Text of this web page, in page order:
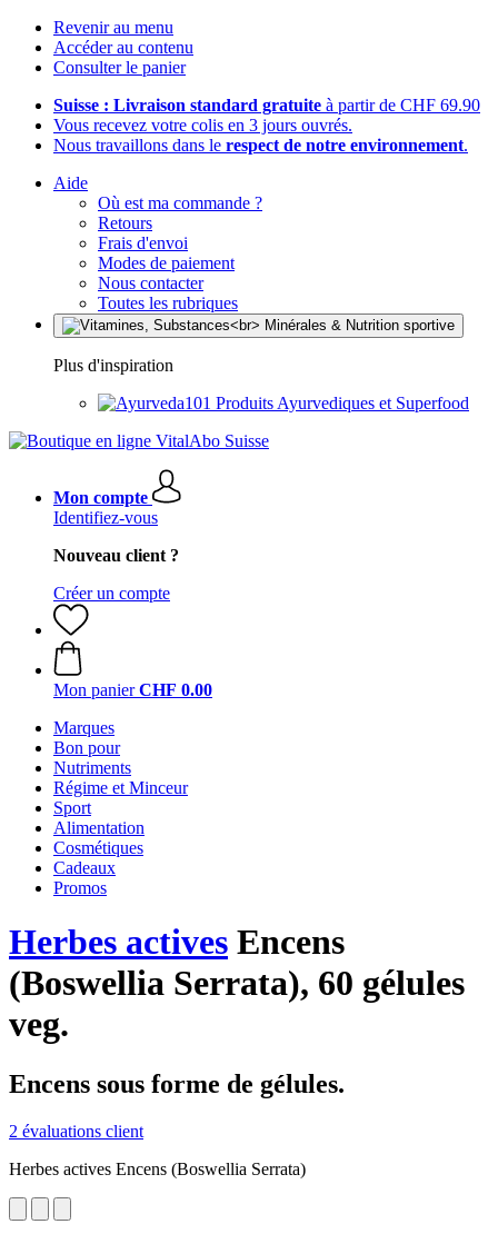
Revenir au menu
Accéder au contenu
Consulter le panier
Suisse : Livraison standard gratuite à partir de CHF 69.90
Vous recevez votre colis en 3 jours ouvrés.
Nous travaillons dans le respect de notre environnement.
Aide
Où est ma commande ?
Retours
Frais d'envoi
Modes de paiement
Nous contacter
Toutes les rubriques
Plus d'inspiration
Produits Ayurvediques et Superfood
Mon compte
Identifiez-vous
Nouveau client ?
Créer un compte
Mon panier CHF 0.00
Marques
Bon pour
Nutriments
Régime et Minceur
Sport
Alimentation
Cosmétiques
Cadeaux
Promos
Herbes actives Encens
(Boswellia Serrata), 60 gélules
veg.
Encens sous forme de gélules.
2 évaluations client
Herbes actives Encens (Boswellia Serrata)